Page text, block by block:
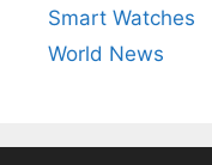
Smart Watches
World News